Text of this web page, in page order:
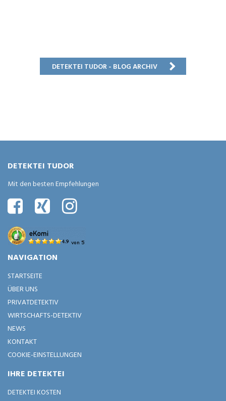
DETEKTEI TUDOR - BLOG ARCHIV
DETEKTEI TUDOR
Mit den besten Empfehlungen
NAVIGATION
STARTSEITE
ÜBER UNS
PRIVATDETEKTIV
WIRTSCHAFTS-DETEKTIV
NEWS
KONTAKT
COOKIE-EINSTELLUNGEN
IHRE DETEKTEI
DETEKTEI KOSTEN